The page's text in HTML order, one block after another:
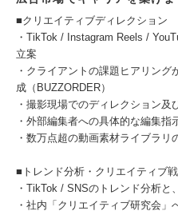
■クリエイティブディレクション
・TikTok / Instagram Reels /
立案
・クライアントの課題ヒアリン
成（BUZZORDER）
・撮影現場でのディレクション及
・外部編集者への具体的な編集指
・数万点超の動画素材ライブラリ
■トレンド分析・クリエイティブ
・TikTok / SNSのトレンド分析と
・社内「クリエイティブ研究会